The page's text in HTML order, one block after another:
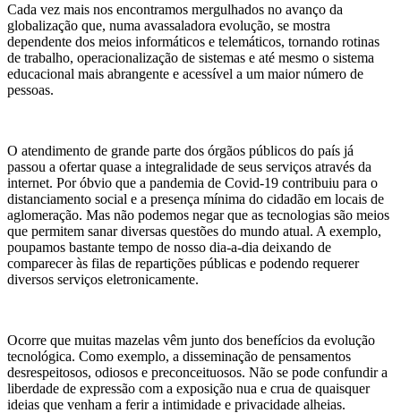
Cada vez mais nos encontramos mergulhados no avanço da
globalização que, numa avassaladora evolução, se mostra
dependente dos meios informáticos e telemáticos, tornando rotinas
de trabalho, operacionalização de sistemas e até mesmo o sistema
educacional mais abrangente e acessível a um maior número de
pessoas.
O atendimento de grande parte dos órgãos públicos do país já
passou a ofertar quase a integralidade de seus serviços através da
internet. Por óbvio que a pandemia de Covid-19 contribuiu para o
distanciamento social e a presença mínima do cidadão em locais de
aglomeração. Mas não podemos negar que as tecnologias são meios
que permitem sanar diversas questões do mundo atual. A exemplo,
poupamos bastante tempo de nosso dia-a-dia deixando de
comparecer às filas de repartições públicas e podendo requerer
diversos serviços eletronicamente.
Ocorre que muitas mazelas vêm junto dos benefícios da evolução
tecnológica. Como exemplo, a disseminação de pensamentos
desrespeitosos, odiosos e preconceituosos. Não se pode confundir a
liberdade de expressão com a exposição nua e crua de quaisquer
ideias que venham a ferir a intimidade e privacidade alheias.